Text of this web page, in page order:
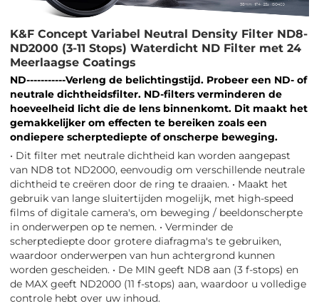
K&F Concept Variabel Neutral Density Filter ND8-
ND2000 (3-11 Stops) Waterdicht ND Filter met 24
Meerlaagse Coatings
ND-----------Verleng de belichtingstijd. Probeer een ND- of
neutrale dichtheidsfilter. ND-filters verminderen de
hoeveelheid licht die de lens binnenkomt. Dit maakt het
gemakkelijker om effecten te bereiken zoals een
ondiepere scherptediepte of onscherpe beweging.
• Dit filter met neutrale dichtheid kan worden aangepast
van ND8 tot ND2000, eenvoudig om verschillende neutrale
dichtheid te creëren door de ring te draaien. • Maakt het
gebruik van lange sluitertijden mogelijk, met high-speed
films of digitale camera's, om beweging / beeldonscherpte
in onderwerpen op te nemen. • Verminder de
scherptediepte door grotere diafragma's te gebruiken,
waardoor onderwerpen van hun achtergrond kunnen
worden gescheiden. • De MIN geeft ND8 aan (3 f-stops) en
de MAX geeft ND2000 (11 f-stops) aan, waardoor u volledige
controle hebt over uw inhoud.